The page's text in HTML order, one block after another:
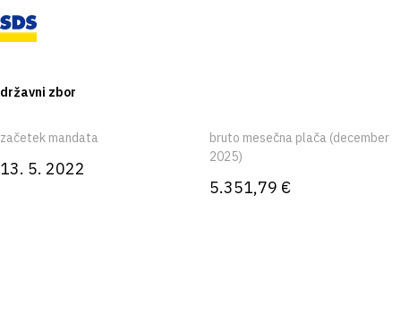
državni zbor
začetek mandata
13. 5. 2022
bruto mesečna plača (december
2025)
5.351,79 €